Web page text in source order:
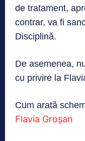
de tratament,
contrar, va fi
Disciplină.
De asemenea,
cu privire la
Cum arată
Flavia Groșan